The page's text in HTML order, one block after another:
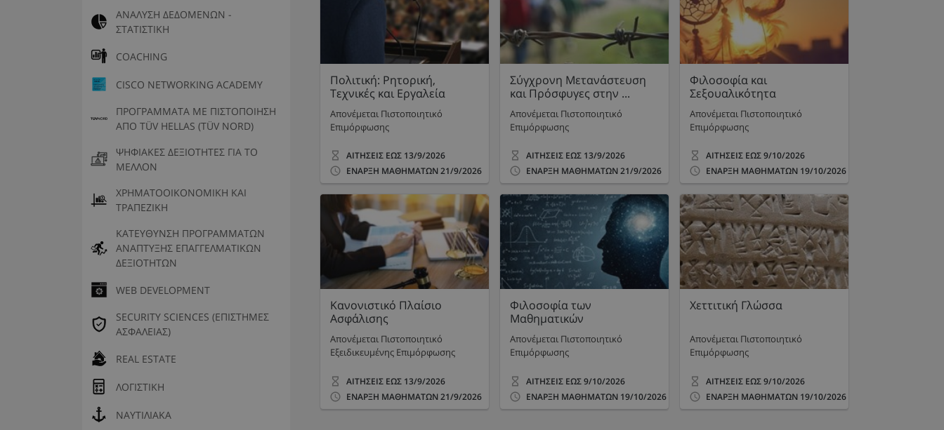
ΑΝΑΛΥΣΗ ΔΕΔΟΜΕΝΩΝ -
ΣΤΑΤΙΣΤΙΚΗ
COACHING
CISCO NETWORKING ACADEMY
ΠΡΟΓΡΑΜΜΑΤΑ ΜΕ ΠΙΣΤΟΠΟΙΗΣΗ
ΑΠΟ TÜV HELLAS (TÜV NORD)
ΨΗΦΙΑΚΕΣ ΔΕΞΙΟΤΗΤΕΣ ΓΙΑ ΤΟ
ΜΕΛΛΟΝ
ΧΡΗΜΑΤΟΟΙΚΟΝΟΜΙΚΗ ΚΑΙ
ΤΡΑΠΕΖΙΚΗ
ΚΑΤΕΥΘΥΝΣΗ ΠΡΟΓΡΑΜΜΑΤΩΝ
ΑΝΑΠΤΥΞΗΣ ΕΠΑΓΓΕΛΜΑΤΙΚΩΝ
ΔΕΞΙΟΤΗΤΩΝ
WEB DEVELOPMENT
SECURITY SCIENCES (ΕΠΙΣΤΗΜΕΣ
ΑΣΦΑΛΕΙΑΣ)
REAL ESTATE
ΛΟΓΙΣΤΙΚΗ
ΝΑΥΤΙΛΙΑΚΑ
Πολιτική: Ρητορική,
Τεχνικές και Εργαλεία
Απονέμεται Πιστοποιητικό
Επιμόρφωσης
ΑΙΤΗΣΕΙΣ ΕΩΣ 13/9/2026
ΕΝΑΡΞΗ ΜΑΘΗΜΑΤΩΝ 21/9/2026
Σύγχρονη Μετανάστευση
και Πρόσφυγες στην ...
Απονέμεται Πιστοποιητικό
Επιμόρφωσης
ΑΙΤΗΣΕΙΣ ΕΩΣ 13/9/2026
ΕΝΑΡΞΗ ΜΑΘΗΜΑΤΩΝ 21/9/2026
Φιλοσοφία και
Σεξουαλικότητα
Απονέμεται Πιστοποιητικό
Επιμόρφωσης
ΑΙΤΗΣΕΙΣ ΕΩΣ 9/10/2026
ΕΝΑΡΞΗ ΜΑΘΗΜΑΤΩΝ 19/10/2026
Κανονιστικό Πλαίσιο
Ασφάλισης
Απονέμεται Πιστοποιητικό
Εξειδικευμένης Επιμόρφωσης
ΑΙΤΗΣΕΙΣ ΕΩΣ 13/9/2026
ΕΝΑΡΞΗ ΜΑΘΗΜΑΤΩΝ 21/9/2026
Φιλοσοφία των
Μαθηματικών
Απονέμεται Πιστοποιητικό
Επιμόρφωσης
ΑΙΤΗΣΕΙΣ ΕΩΣ 9/10/2026
ΕΝΑΡΞΗ ΜΑΘΗΜΑΤΩΝ 19/10/2026
Χεττιτική Γλώσσα
Απονέμεται Πιστοποιητικό
Επιμόρφωσης
ΑΙΤΗΣΕΙΣ ΕΩΣ 9/10/2026
ΕΝΑΡΞΗ ΜΑΘΗΜΑΤΩΝ 19/10/2026